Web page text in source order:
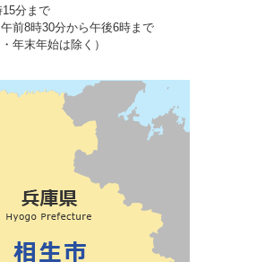
分まで
前8時30分から午後6時まで
年末年始は除く）